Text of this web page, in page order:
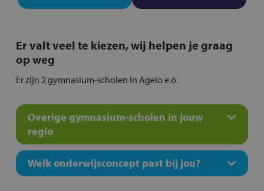
Er valt veel te kiezen, wij helpen je graag
op weg
Er zijn 2 gymnasium-scholen in Agelo e.o.
Overige gymnasium-scholen in jouw
regio
Welk onderwijsconcept past bij jou?